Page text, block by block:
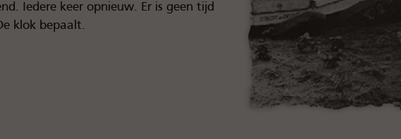
Iedere keer opnieuw. Er is geen tijd
klok bepaalt.